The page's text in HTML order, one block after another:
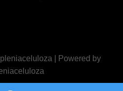
| Powered by